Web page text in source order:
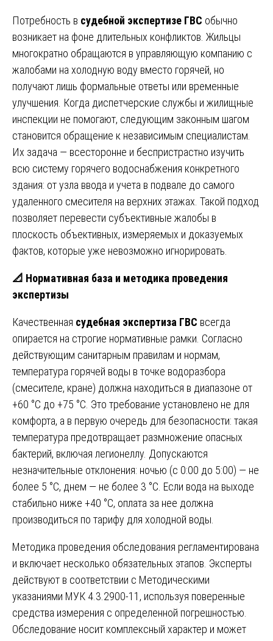
Потребность в судебной экспертизе ГВС обычно
возникает на фоне длительных конфликтов. Жильцы
многократно обращаются в управляющую компанию с
жалобами на холодную воду вместо горячей, но
получают лишь формальные ответы или временные
улучшения. Когда диспетчерские службы и жилищные
инспекции не помогают, следующим законным шагом
становится обращение к независимым специалистам.
Их задача — всесторонне и беспристрастно изучить
всю систему горячего водоснабжения конкретного
здания: от узла ввода и учета в подвале до самого
удаленного смесителя на верхних этажах. Такой подход
позволяет перевести субъективные жалобы в
плоскость объективных, измеряемых и доказуемых
фактов, которые уже невозможно игнорировать.
📐 Нормативная база и методика проведения
экспертизы
Качественная судебная экспертиза ГВС всегда
опирается на строгие нормативные рамки. Согласно
действующим санитарным правилам и нормам,
температура горячей воды в точке водоразбора
(смесителе, кране) должна находиться в диапазоне от
+60 °C до +75 °C. Это требование установлено не для
комфорта, а в первую очередь для безопасности: такая
температура предотвращает размножение опасных
бактерий, включая легионеллу. Допускаются
незначительные отклонения: ночью (с 0:00 до 5:00) — не
более 5 °C, днем — не более 3 °C. Если вода на выходе
стабильно ниже +40 °C, оплата за нее должна
производиться по тарифу для холодной воды.
Методика проведения обследования регламентирована
и включает несколько обязательных этапов. Эксперты
действуют в соответствии с Методическими
указаниями МУК 4.3.2900-11, используя поверенные
средства измерения с определенной погрешностью.
Обследование носит комплексный характер и может